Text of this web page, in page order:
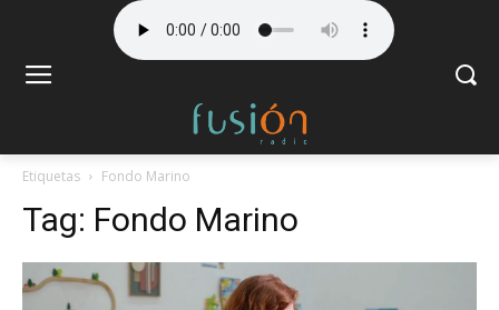
Etiquetas Fondo Marino
Tag: Fondo Marino